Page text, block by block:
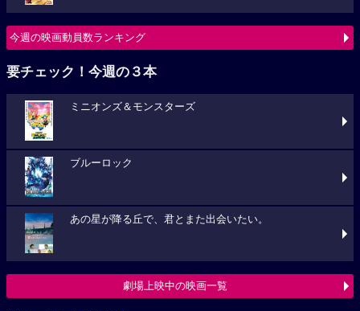
今週の映画動員数ランキング
要チェック！今週の３本
ミニオンズ＆モンスターズ
ブルーロック
あの星が降る丘で、君とまた出会いたい。
劇場上映中の映画一覧